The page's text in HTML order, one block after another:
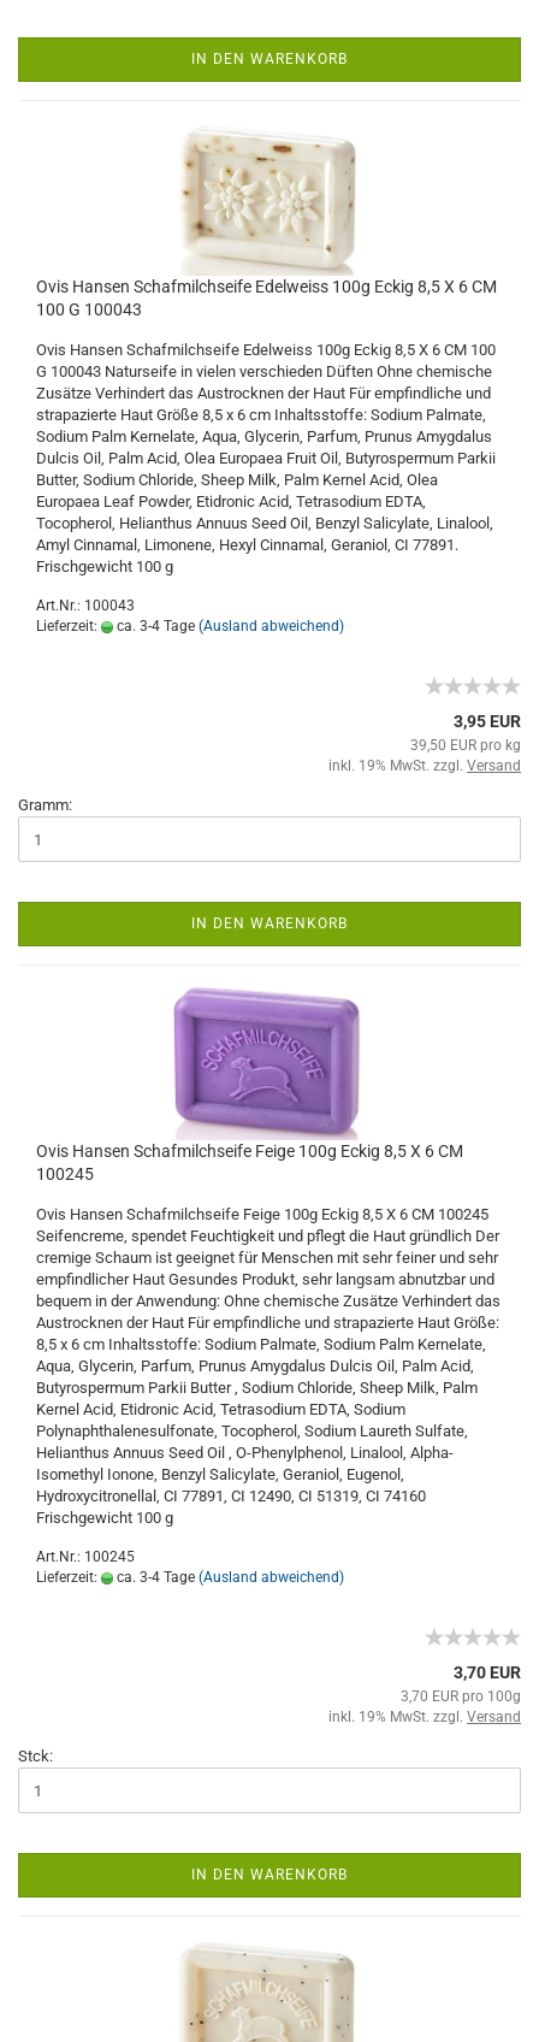
IN DEN WARENKORB
Ovis Hansen Schafmilchseife Edelweiss 100g Eckig 8,5 X 6 CM
100 G 100043
Ovis Hansen Schafmilchseife Edelweiss 100g Eckig 8,5 X 6 CM 100
G 100043 Naturseife in vielen verschieden Düften Ohne chemische
Zusätze Verhindert das Austrocknen der Haut Für empfindliche und
strapazierte Haut Größe 8,5 x 6 cm Inhaltsstoffe: Sodium Palmate,
Sodium Palm Kernelate, Aqua, Glycerin, Parfum, Prunus Amygdalus
Dulcis Oil, Palm Acid, Olea Europaea Fruit Oil, Butyrospermum Parkii
Butter, Sodium Chloride, Sheep Milk, Palm Kernel Acid, Olea
Europaea Leaf Powder, Etidronic Acid, Tetrasodium EDTA,
Tocopherol, Helianthus Annuus Seed Oil, Benzyl Salicylate, Linalool,
Amyl Cinnamal, Limonene, Hexyl Cinnamal, Geraniol, CI 77891.
Frischgewicht 100 g
Art.Nr.: 100043
Lieferzeit:
ca. 3-4 Tage (Ausland abweichend)
3,95 EUR
39,50 EUR pro kg
inkl. 19% MwSt. zzgl. Versand
Gramm:
IN DEN WARENKORB
Ovis Hansen Schafmilchseife Feige 100g Eckig 8,5 X 6 CM
100245
Ovis Hansen Schafmilchseife Feige 100g Eckig 8,5 X 6 CM 100245
Seifencreme, spendet Feuchtigkeit und pflegt die Haut gründlich Der
cremige Schaum ist geeignet für Menschen mit sehr feiner und sehr
empfindlicher Haut Gesundes Produkt, sehr langsam abnutzbar und
bequem in der Anwendung: Ohne chemische Zusätze Verhindert das
Austrocknen der Haut Für empfindliche und strapazierte Haut Größe:
8,5 x 6 cm Inhaltsstoffe: Sodium Palmate, Sodium Palm Kernelate,
Aqua, Glycerin, Parfum, Prunus Amygdalus Dulcis Oil, Palm Acid,
Butyrospermum Parkii Butter , Sodium Chloride, Sheep Milk, Palm
Kernel Acid, Etidronic Acid, Tetrasodium EDTA, Sodium
Polynaphthalenesulfonate, Tocopherol, Sodium Laureth Sulfate,
Helianthus Annuus Seed Oil , O-Phenylphenol, Linalool, Alpha-
Isomethyl Ionone, Benzyl Salicylate, Geraniol, Eugenol,
Hydroxycitronellal, CI 77891, CI 12490, CI 51319, CI 74160
Frischgewicht 100 g
Art.Nr.: 100245
Lieferzeit:
ca. 3-4 Tage (Ausland abweichend)
3,70 EUR
3,70 EUR pro 100g
inkl. 19% MwSt. zzgl. Versand
Stck:
IN DEN WARENKORB